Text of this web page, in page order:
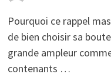
Pourquoi ce rappel
de bien choisir sa
grande ampleur
contenants …